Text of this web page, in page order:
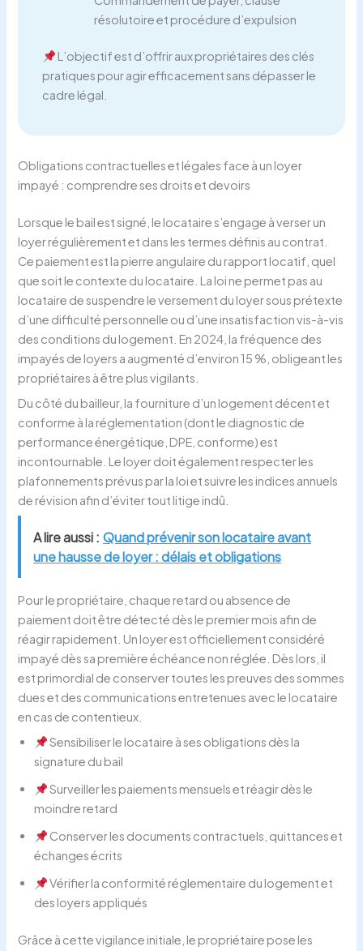
résolutoire et procédure d’expulsion
L’objectif est d’offrir aux propriétaires des clés
pratiques pour agir efficacement sans dépasser le
cadre légal.
Obligations contractuelles et légales face à un loyer
impayé : comprendre ses droits et devoirs
Lorsque le bail est signé, le locataire s’engage à verser un
loyer régulièrement et dans les termes définis au contrat.
Ce paiement est la pierre angulaire du rapport locatif, quel
que soit le contexte du locataire. La loi ne permet pas au
locataire de suspendre le versement du loyer sous prétexte
d’une difficulté personnelle ou d’une insatisfaction vis-à-vis
des conditions du logement. En 2024, la fréquence des
impayés de loyers a augmenté d’environ 15 %, obligeant les
propriétaires à être plus vigilants.
Du côté du bailleur, la fourniture d’un logement décent et
conforme à la réglementation (dont le diagnostic de
performance énergétique, DPE, conforme) est
incontournable. Le loyer doit également respecter les
plafonnements prévus par la loi et suivre les indices annuels
de révision afin d’éviter tout litige indû.
A lire aussi : Quand prévenir son locataire avant
une hausse de loyer : délais et obligations
Pour le propriétaire, chaque retard ou absence de
paiement doit être détecté dès le premier mois afin de
réagir rapidement. Un loyer est officiellement considéré
impayé dès sa première échéance non réglée. Dès lors, il
est primordial de conserver toutes les preuves des sommes
dues et des communications entretenues avec le locataire
en cas de contentieux.
Sensibiliser le locataire à ses obligations dès la
signature du bail
Surveiller les paiements mensuels et réagir dès le
moindre retard
Conserver les documents contractuels, quittances et
échanges écrits
Vérifier la conformité réglementaire du logement et
des loyers appliqués
Grâce à cette vigilance initiale, le propriétaire pose les